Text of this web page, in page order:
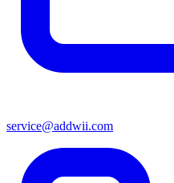
service@addwii.com